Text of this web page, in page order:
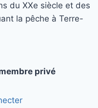
du XXe siècle et des
la pêche à Terre-
privé